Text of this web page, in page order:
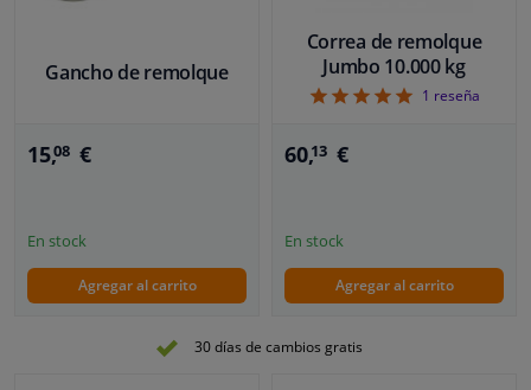
Gancho de remolque
15,08 €
En stock
Agregar al carrito
Correa de remolque
Jumbo 10.000 kg
51 reseña
60,13 €
En stock
Agregar al carrito
30 días de cambios gratis